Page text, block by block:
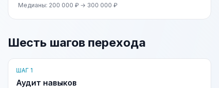
Медианы: 200 000 ₽ → 300 000 ₽
Шесть шагов перехода
ШАГ 1
Аудит навыков